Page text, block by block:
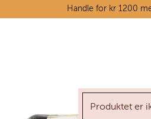
Skip to main contentHandle for kr 1200
Produktet er
Tørrvarehylla